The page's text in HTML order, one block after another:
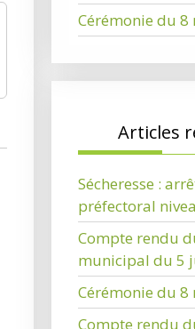
Cérémonie du 8
Articles
Sécheresse :
préfectoral
Compte rendu
municipal du 5
Cérémonie du 8
Compte rendu